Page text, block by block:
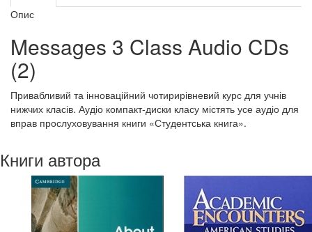
Опис
Messages 3 Class Audio CDs
(2)
Привабливий та інноваційний чотирирівневий курс для учнів
нижчих класів. Аудіо компакт-диски класу містять усе аудіо для
вправ прослуховування книги «Студентська книга».
Книги автора